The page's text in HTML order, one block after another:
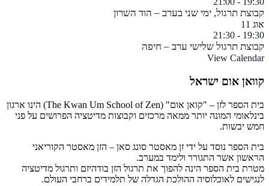
קבוצת תרגול, ימי שני בערב – הוד השרון
אוג 11
19:30
-
21:30
קבוצת תרגול שלישי ערב – חיפה
View Calendar
קוואן אום ישראל
בית הספר לזן – "קואן אום" (The Kwan Um School of Zen) הינו ארגון
בינלאומי המונה יותר ממאה מרכזים וקבוצות מדיטציה הפרושים על פני
חמש יבשות.
בית הספר נוסד על ידי זן מאסטר סונג סאן – הזן מאסטר הקוריאני
הראשון אשר התגורר ולימד במערב.
מטרת בית הספר הינה להפוך את תרגול הזן בודהיזם ותרגול מדיטציה
לנגישים לאוכלוסיה ההולכת הגדלה של תלמידים ברחבי העולם.